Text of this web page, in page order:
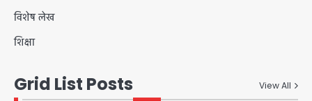
विशेष लेख
शिक्षा
Grid List Posts View All